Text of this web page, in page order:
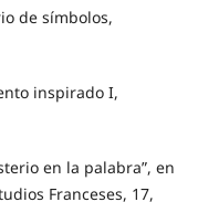
de símbolos,
inspirado I,
en la palabra”, en
Franceses, 17,